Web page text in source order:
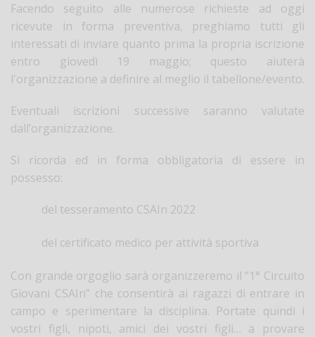
Facendo seguito alle numerose richieste ad oggi
ricevute in forma preventiva, preghiamo tutti gli
interessati di inviare quanto prima la propria iscrizione
entro giovedì 19 maggio; questo aiuterà
l'organizzazione a definire al meglio il tabellone/evento.
Eventuali iscrizioni successive saranno valutate
dall’organizzazione.
Si ricorda ed in forma obbligatoria di essere in
possesso:
del tesseramento CSAIn 2022
del certificato medico per attività sportiva
Con grande orgoglio sarà organizzeremo il “1° Circuito
Giovani CSAIn” che consentirà ai ragazzi di entrare in
campo e sperimentare la disciplina. Portate quindi i
vostri figli, nipoti, amici dei vostri figli… a provare